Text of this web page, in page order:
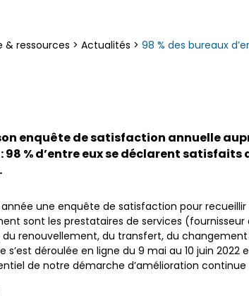
& ressources > Actualités > 98 % des bureaux
enquête de satisfaction annuelle
98 % d’entre eux se déclarent satisfaits
année une enquête de satisfaction pour recueillir
sont les prestataires de services
renouvellement, du transfert, du
s’est déroulée en ligne du 9 mai au 10 juin
de notre démarche d’amélioration continue